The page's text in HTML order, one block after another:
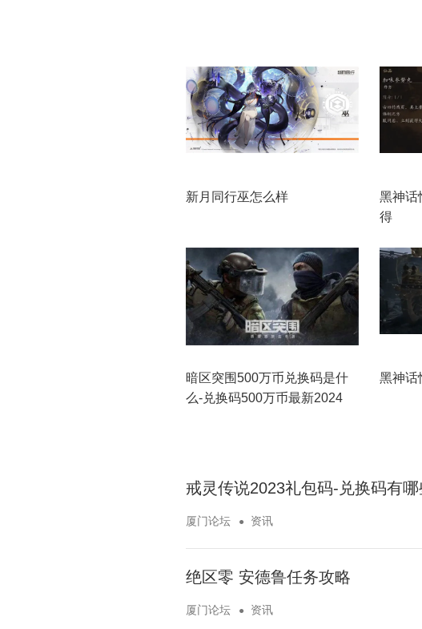
新月同行巫怎么样
黑神话
得
暗区突围500万币兑换码是什
么-兑换码500万币最新2024
黑神话
戒灵传说2023礼包码-兑换码有哪
厦门论坛 资讯
绝区零 安德鲁任务攻略
厦门论坛 资讯